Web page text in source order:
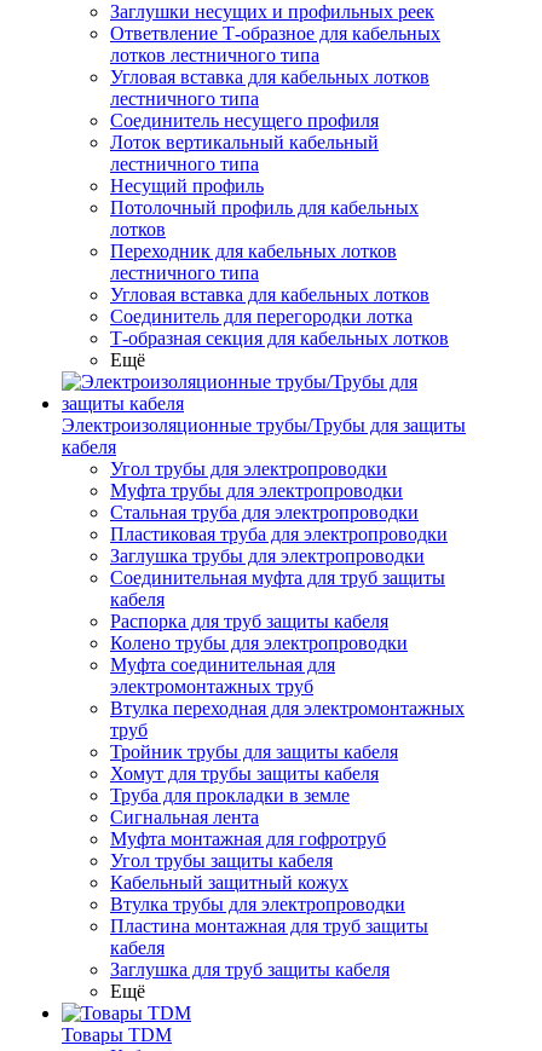
Заглушки несущих и профильных реек
Ответвление Т-образное для кабельных
лотков лестничного типа
Угловая вставка для кабельных лотков
лестничного типа
Соединитель несущего профиля
Лоток вертикальный кабельный
лестничного типа
Несущий профиль
Потолочный профиль для кабельных
лотков
Переходник для кабельных лотков
лестничного типа
Угловая вставка для кабельных лотков
Соединитель для перегородки лотка
Т-образная секция для кабельных лотков
Ещё
Электроизоляционные трубы/Трубы для защиты
кабеля
Угол трубы для электропроводки
Муфта трубы для электропроводки
Стальная труба для электропроводки
Пластиковая труба для электропроводки
Заглушка трубы для электропроводки
Соединительная муфта для труб защиты
кабеля
Распорка для труб защиты кабеля
Колено трубы для электропроводки
Муфта соединительная для
электромонтажных труб
Втулка переходная для электромонтажных
труб
Тройник трубы для защиты кабеля
Хомут для трубы защиты кабеля
Труба для прокладки в земле
Сигнальная лента
Муфта монтажная для гофротруб
Угол трубы защиты кабеля
Кабельный защитный кожух
Втулка трубы для электропроводки
Пластина монтажная для труб защиты
кабеля
Заглушка для труб защиты кабеля
Ещё
Товары TDM